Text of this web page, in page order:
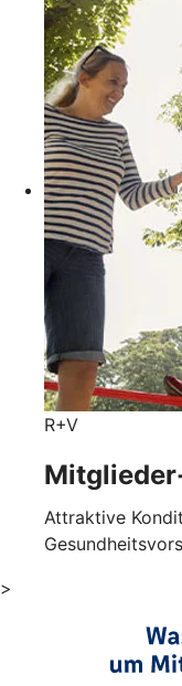
R+V
Attraktive
>